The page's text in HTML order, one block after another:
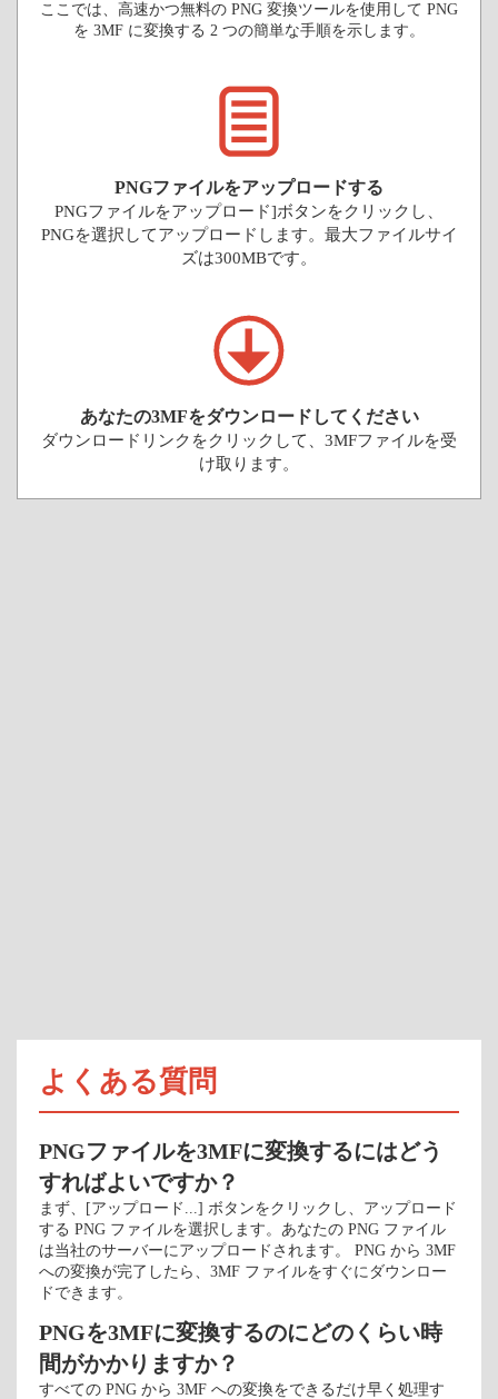
ここでは、高速かつ無料の PNG 変換ツールを使用して PNG
を 3MF に変換する 2 つの簡単な手順を示します。
PNGファイルをアップロードする
PNGファイルをアップロード]ボタンをクリックし、
PNGを選択してアップロードします。最大ファイルサイ
ズは300MBです。
あなたの3MFをダウンロードしてください
ダウンロードリンクをクリックして、3MFファイルを受
け取ります。
よくある質問
PNGファイルを3MFに変換するにはどう
すればよいですか？
まず、[アップロード...] ボタンをクリックし、アップロード
する PNG ファイルを選択します。あなたの PNG ファイル
は当社のサーバーにアップロードされます。 PNG から 3MF
への変換が完了したら、3MF ファイルをすぐにダウンロー
ドできます。
PNGを3MFに変換するのにどのくらい時
間がかかりますか？
すべての PNG から 3MF への変換をできるだけ早く処理す